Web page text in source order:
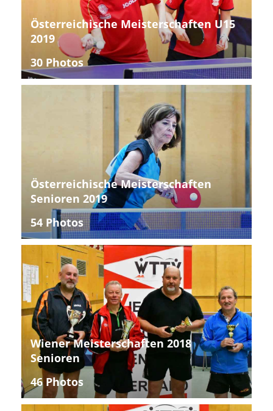
Österreichische Meisterschaften U15
2019
30 Photos
Österreichische Meisterschaften
Senioren 2019
54 Photos
Wiener Meisterschaften 2018
Senioren
46 Photos